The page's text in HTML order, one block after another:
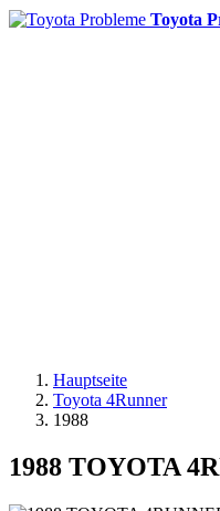
Toyota
Hauptseite
Toyota 4Runner
1988
1988 TOYOTA